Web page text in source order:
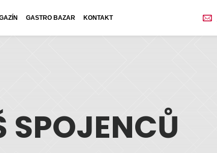
GASTRO BAZAR KONTAKT
SPOJENCŮ